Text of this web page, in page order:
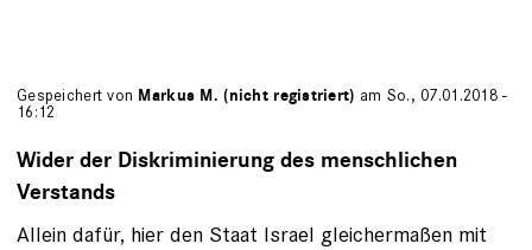
Gespeichert von Markus M. (nicht registriert) am So., 07.01.2018 -
16:12
Wider der Diskriminierung des menschlichen
Verstands
Allein dafür, hier den Staat Israel gleichermaßen mit